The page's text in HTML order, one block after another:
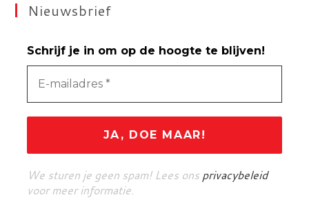
Nieuwsbrief
Schrijf je in om op de hoogte te blijven!
We sturen je geen spam! Lees ons privacybeleid
voor meer informatie.